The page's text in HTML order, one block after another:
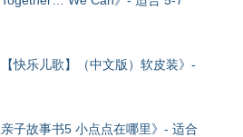
快乐儿歌】（中文版）软皮装》-
子故事书5 小点点在哪里》- 适合